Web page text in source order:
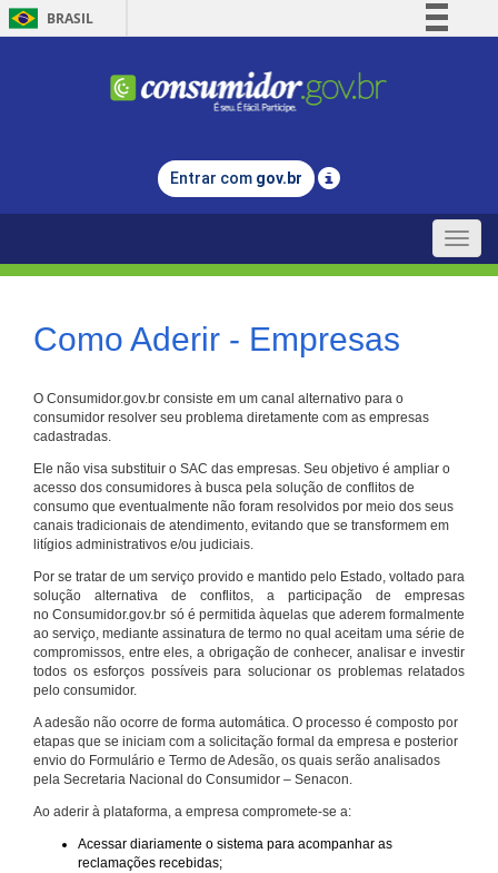
BRASIL
Comunica BR
Legislação
Entrar com gov.br
Toggle
Como Aderir - Empresas
O Consumidor.gov.br consiste em um canal alternativo para o
consumidor resolver seu problema diretamente com as empresas
cadastradas.
Ele não visa substituir o SAC das empresas. Seu objetivo é ampliar o
acesso dos consumidores à busca pela solução de conflitos de
consumo que eventualmente não foram resolvidos por meio dos seus
canais tradicionais de atendimento, evitando que se transformem em
litígios administrativos e/ou judiciais.
Por se tratar de um serviço provido e mantido pelo Estado, voltado para
solução alternativa de conflitos, a participação de empresas
no Consumidor.gov.br só é permitida àquelas que aderem formalmente
ao serviço, mediante assinatura de termo no qual aceitam uma série de
compromissos, entre eles, a obrigação de conhecer, analisar e investir
todos os esforços possíveis para solucionar os problemas relatados
pelo consumidor.
A adesão não ocorre de forma automática. O processo é composto por
etapas que se iniciam com a solicitação formal da empresa e posterior
envio do Formulário e Termo de Adesão, os quais serão analisados
pela Secretaria Nacional do Consumidor – Senacon.
Ao aderir à plataforma, a empresa compromete-se a:
Acessar diariamente o sistema para acompanhar as
reclamações recebidas;